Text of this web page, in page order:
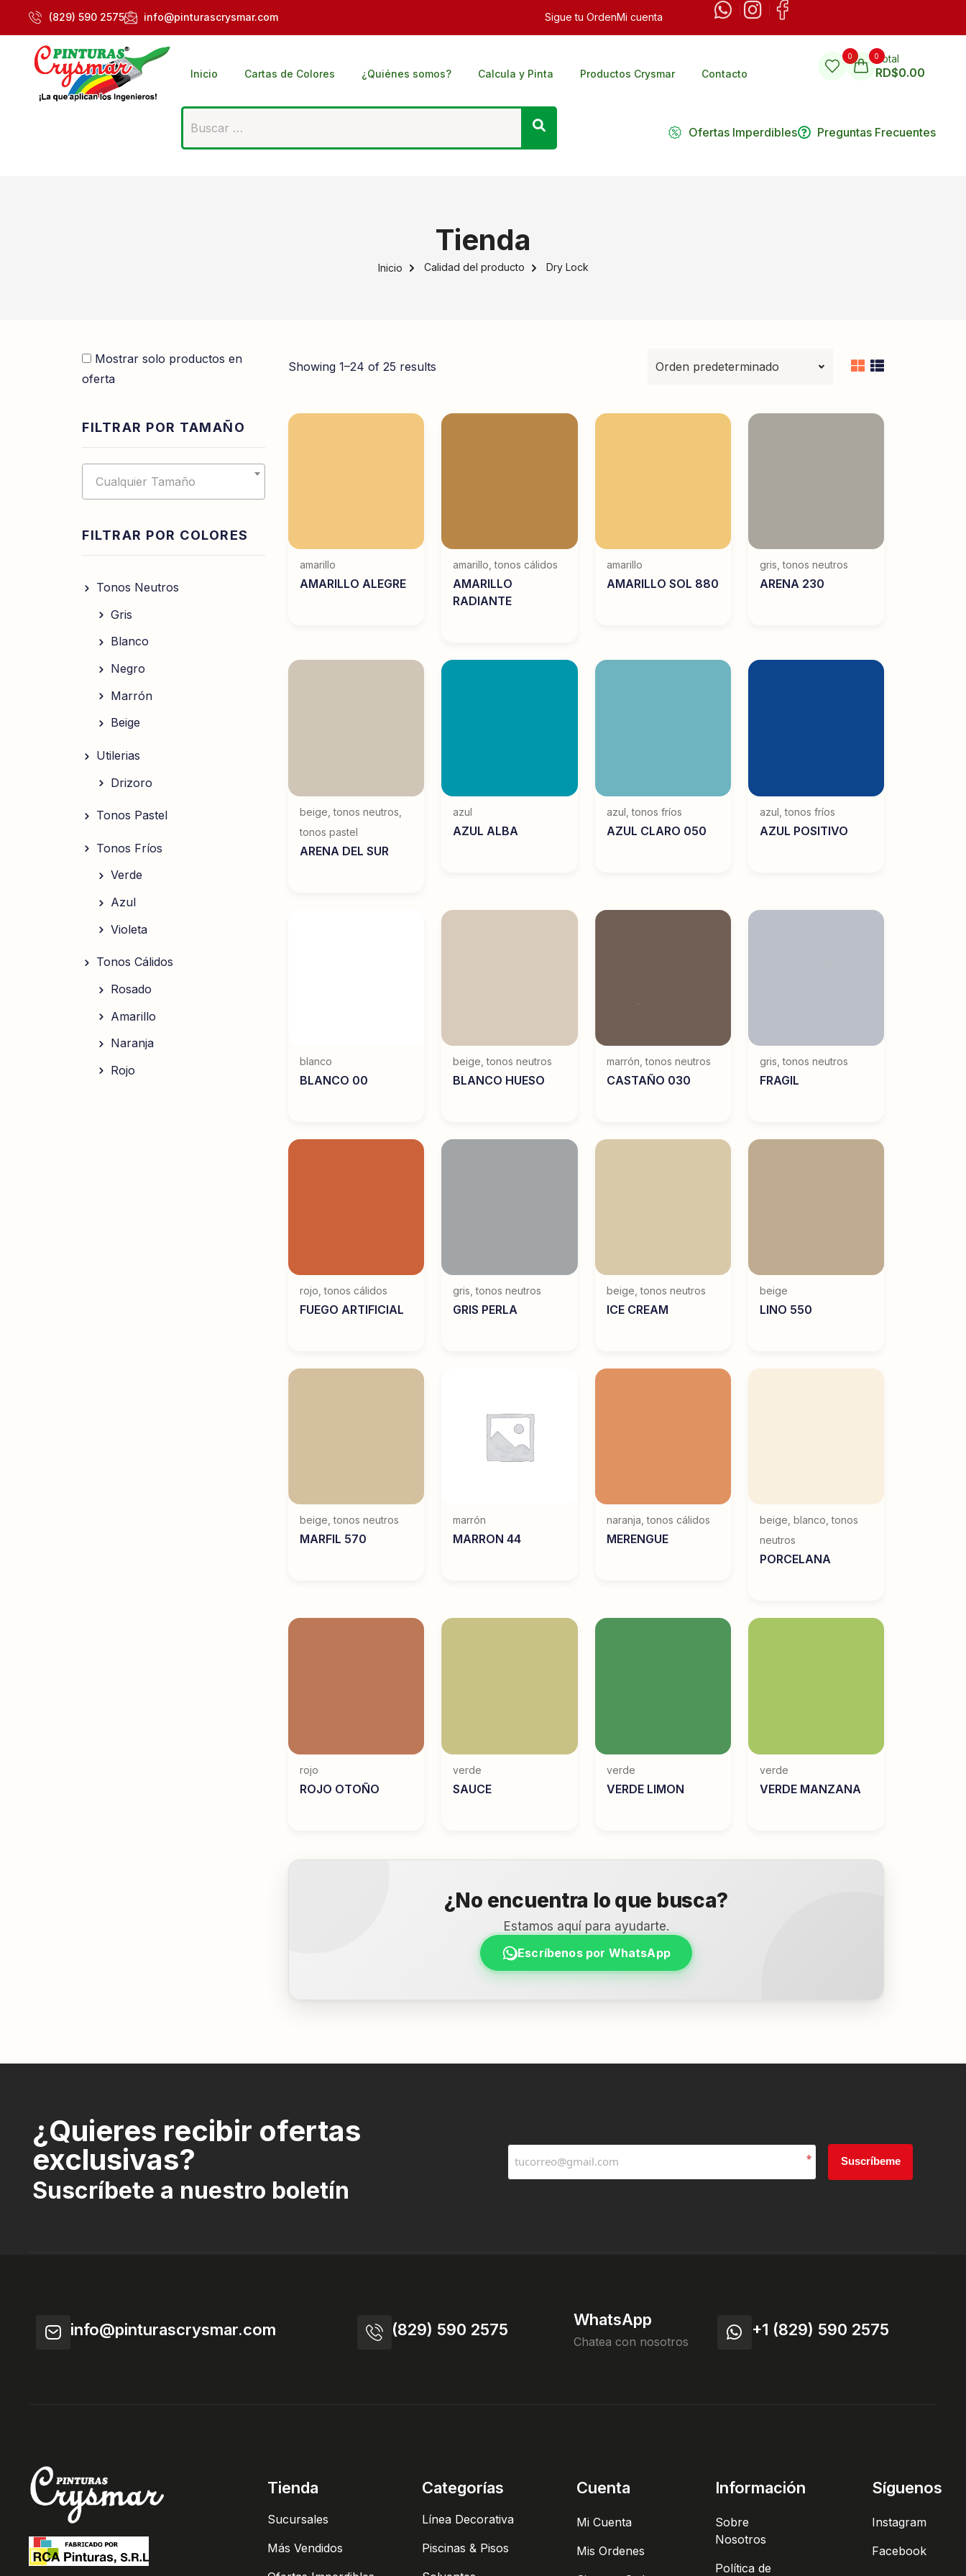
(829) 590 2575 info@pinturascrysmar.com Sigue tu OrdenMi cuenta
Inicio Cartas de Colores ¿Quiénes somos? Calcula y Pinta Productos Crysmar Contacto
0 0Total
RD$0.00
Ofertas Imperdibles Preguntas Frecuentes
Tienda
Inicio Calidad del producto Dry Lock
Mostrar solo productos en
oferta
FILTRAR POR TAMAÑO
Cualquier Tamaño
FILTRAR POR COLORES
Tonos Neutros
Gris
Blanco
Negro
Marrón
Beige
Utilerias
Drizoro
Tonos Pastel
Tonos Fríos
Verde
Azul
Violeta
Tonos Cálidos
Rosado
Amarillo
Naranja
Rojo
Showing 1–24 of 25 results
amarillo
AMARILLO ALEGRE
amarillo,tonos cálidos
AMARILLO
RADIANTE
amarillo
AMARILLO SOL 880
gris,tonos neutros
ARENA 230
beige ,tonos neutros
tonos pastel
ARENA DEL SUR
azul
AZUL ALBA
azul ,tonos fríos
AZUL CLARO 050
azul ,tonos fríos
AZUL POSITIVO
blanco
BLANCO 00
beige ,tonos neutros
BLANCO HUESO
marrón ,tonos neutros
CASTAÑO 030
gris ,tonos neutros
FRAGIL
rojo ,tonos cálidos
FUEGO ARTIFICIAL
gris ,tonos neutros
GRIS PERLA
beige ,tonos neutros
ICE CREAM
beige
LINO 550
beige,tonos neutros
MARFIL 570
marrón
MARRON 44
naranja,tonos cálidos
MERENGUE
beige, blanco,tonos
neutros
PORCELANA
rojo
ROJO OTOÑO
verde
SAUCE
verde
VERDE LIMON
verde
VERDE MANZANA
¿No encuentra lo que busca?
Estamos aquí para ayudarte.
Escríbenos por WhatsApp
¿Quieres recibir ofertas
exclusivas?
Suscríbete a nuestro boletín
* Suscríbeme
info@pinturascrysmar.com (829) 590 2575
WhatsApp
Chatea con nosotros
+1 (829) 590 2575
Tienda
Sucursales
Más Vendidos
Categorías
Línea Decorativa
Piscinas & Pisos
Cuenta
Mi Cuenta
Mis Ordenes
Información
Sobre
Nosotros
Política de
Síguenos
Instagram
Facebook